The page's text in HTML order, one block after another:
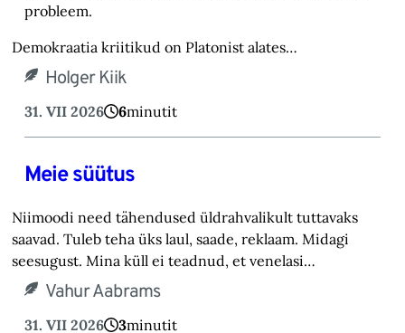
probleem.
Demokraatia kriitikud on Platonist alates…
Holger Kiik
31. VII 2026 6minutit
Meie süütus
Niimoodi need tähendused üldrahvalikult tuttavaks
saavad. Tuleb teha üks laul, saade, reklaam. Midagi
seesugust. Mina küll ei teadnud, et venelasi…
Vahur Aabrams
31. VII 2026 3minutit